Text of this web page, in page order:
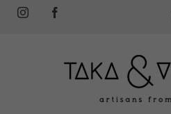
PasserInstagram